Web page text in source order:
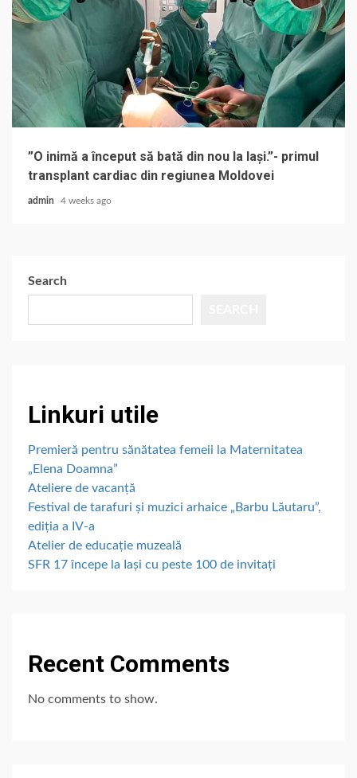
”O inimă a început să bată din nou la Iași.”- primul
transplant cardiac din regiunea Moldovei
admin 4 weeks ago
Search
Linkuri utile
Premieră pentru sănătatea femeii la Maternitatea
„Elena Doamna”
Ateliere de vacanță
Festival de tarafuri și muzici arhaice „Barbu Lăutaru”,
ediția a IV-a
Atelier de educație muzeală
SFR 17 începe la Iași cu peste 100 de invitați
Recent Comments
No comments to show.